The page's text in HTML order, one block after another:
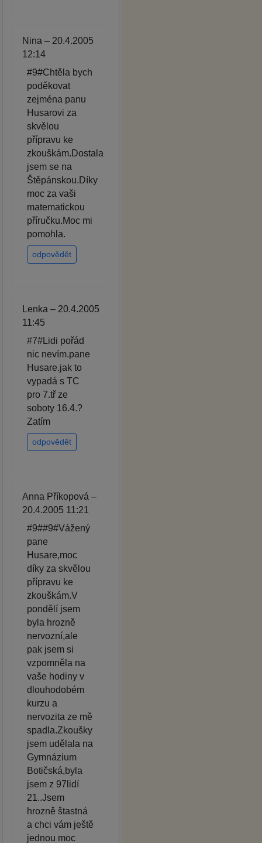
Nina – 20.4.2005
12:14
#9#Chtěla bych
poděkovat
zejména panu
Husarovi za
skvělou
přípravu ke
zkouškám.Dostala
jsem se na
Štěpánskou.Díky
moc za vaši
matematickou
příručku.Moc mi
pomohla.
odpovědět
Lenka – 20.4.2005
11:45
#7#Lidi pořád
nic nevím.pane
Husare.jak to
vypadá s TC
pro 7.tř ze
soboty 16.4.?
Zatím
odpovědět
Anna Příkopová –
20.4.2005 11:21
#9##9#Vážený
pane
Husare,moc
díky za skvělou
přípravu ke
zkouškám.V
pondělí jsem
byla hrozně
nervozní,ale
pak jsem si
vzpomněla na
vaše hodiny v
dlouhodobém
kurzu a
nervozita ze mě
spadla.Zkoušky
jsem udělala na
Gymnázium
Botičská,byla
jsem z 97lidí
21..Jsem
hrozně štastná
a chci vám ještě
jednou moc